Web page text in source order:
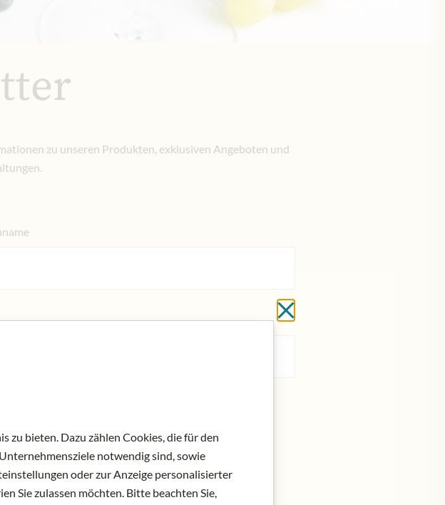
zu unseren Produkten, exklusiven Angeboten und
Schließen ohne zu
zu bieten. Dazu zählen Cookies, die für den
notwendig sind, sowie
oder zur Anzeige personalisierter
Sie zulassen möchten. Bitte beachten Sie,